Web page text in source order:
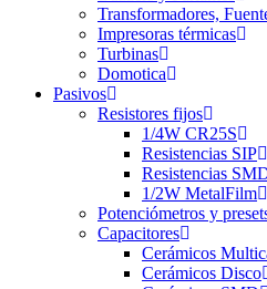
Transformadores,
Impresoras térmicas
Turbinas
Domotica
Pasivos
Resistores fijos
1/4W CR25S
Resistencias SIP
Resistencias
1/2W MetalFilm
Potenciómetros y
Capacitores
Cerámicos
Cerámicos Disco